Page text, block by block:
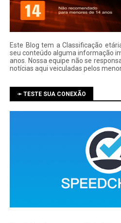
Este Blog tem a Classificação
seu conteúdo alguma informação
anos. Nossa equipe não se
notí­cias aqui veiculadas pelos
➛ TESTE SUA CONEXÃO